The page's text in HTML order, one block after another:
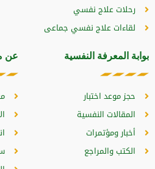
عن بوابة المعرفة النفسية
حجز موعد اختبار
المقالات النفسية
أخبار ومؤتمرات
الكتب والمراجع
رحلات علاج نفسي
لقاءات علاج نفسي جماعى